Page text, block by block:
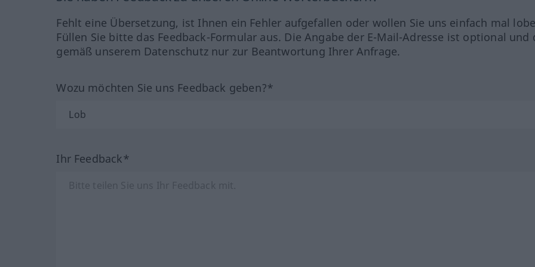
Fehlt eine Übersetzung, ist Ihnen ein Fehler aufgefallen oder wollen Sie uns einfach mal
Füllen Sie bitte das Feedback-Formular aus. Die Angabe der E-Mail-Adresse ist optional und
gemäß unserem Datenschutz nur zur Beantwortung Ihrer Anfrage.
Wozu möchten Sie uns Feedback geben?*
Ihr Feedback*